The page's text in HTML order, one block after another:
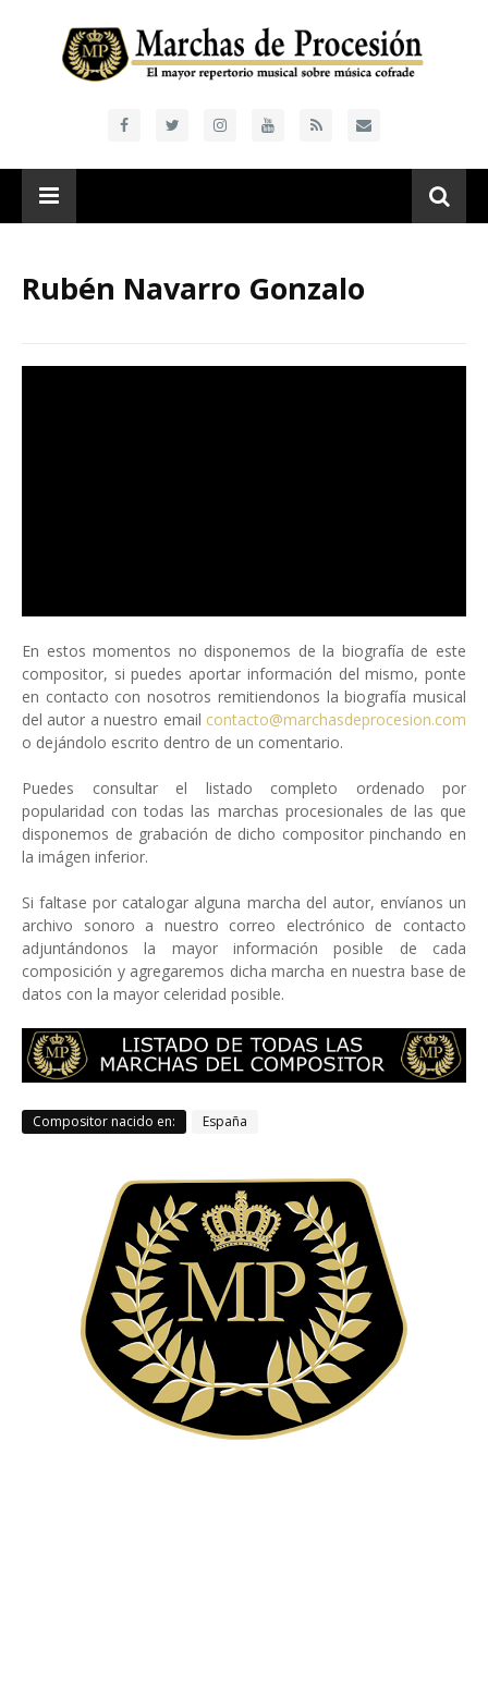
Rubén Navarro Gonzalo
En estos momentos no disponemos de la biografía de este
compositor, si puedes aportar información del mismo, ponte
en contacto con nosotros remitiendonos la biografía musical
del autor a nuestro email contacto@marchasdeprocesion.com
o dejándolo escrito dentro de un comentario.
Puedes consultar el listado completo ordenado por
popularidad con todas las marchas procesionales de las que
disponemos de grabación de dicho compositor pinchando en
la imágen inferior.
Si faltase por catalogar alguna marcha del autor, envíanos un
archivo sonoro a nuestro correo electrónico de contacto
adjuntándonos la mayor información posible de cada
composición y agregaremos dicha marcha en nuestra base de
datos con la mayor celeridad posible.
Compositor nacido en: España